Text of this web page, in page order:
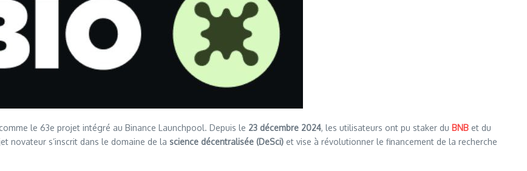
le 63e projet intégré au Binance Launchpool. Depuis le 23 décembre 2024, les utilisateurs ont pu staker du BNB et du
novateur s’inscrit dans le domaine de la science décentralisée (DeSci) et vise à révolutionner le financement de la recherche